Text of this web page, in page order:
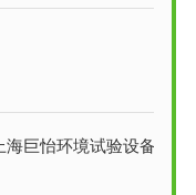
环境试验设备有限公司